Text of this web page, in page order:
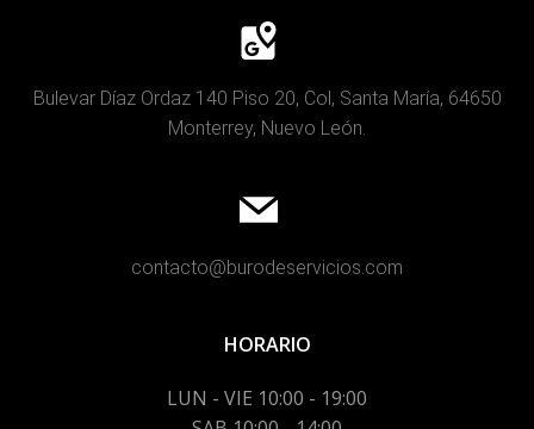
Bulevar Díaz Ordaz 140 Piso 20, Col, Santa María, 64650
Monterrey, Nuevo León.
contacto@burodeservicios.com
HORARIO
LUN - VIE 10:00 - 19:00